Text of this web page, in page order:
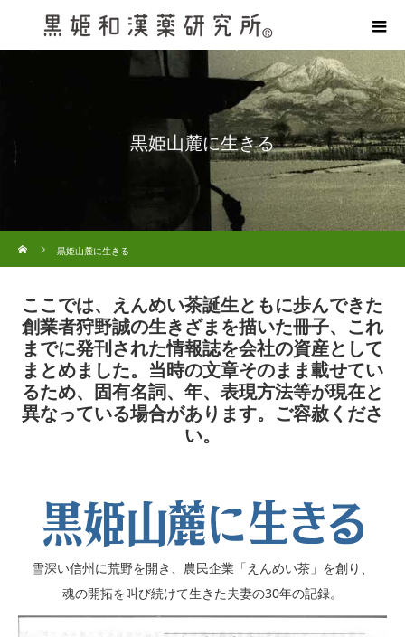
黒姫山麓に生きる
黒姫山麓に生きる
ここでは、えんめい茶誕生ともに歩んできた
創業者狩野誠の生きざまを描いた冊子、これ
までに発刊された情報誌を会社の資産として
まとめました。当時の文章そのまま載せてい
るため、固有名詞、年、表現方法等が現在と
異なっている場合があります。ご容赦くださ
い。
雪深い信州に荒野を開き、農民企業「えんめい茶」を創り、
魂の開拓を叫び続けて生きた夫妻の30年の記録。